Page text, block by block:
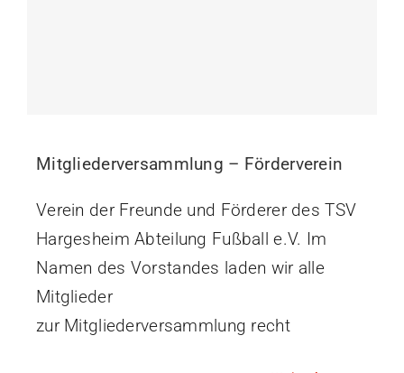
Mitgliederversammlung – Förderverein
Verein der Freunde und Förderer des TSV
Hargesheim Abteilung Fußball e.V. Im
Namen des Vorstandes laden wir alle
Mitglieder
zur Mitgliederversammlung recht